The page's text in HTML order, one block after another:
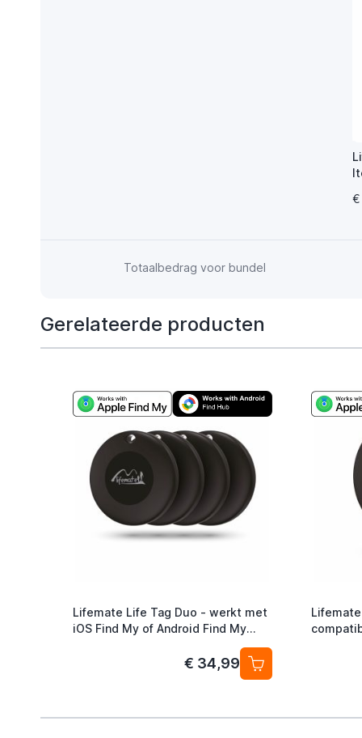
€
Totaalbedrag voor bundel
Gerelateerde producten
Lifemate Life Tag Duo - werkt met
iOS Find My of Android Find My
€ 34,99